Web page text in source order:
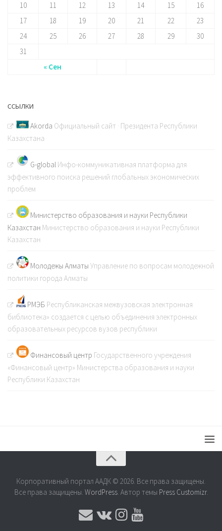
« Сен
10
11 12 13 14 15
16
17
18 19 20 21 22
23
24
25 26 27 28 29
30
31
ССЫЛКИ
Akorda Официальный сайт · Президента Республики
Казахстана
G-global Инфо-коммуникативная платформа для
эффективного поиска решений глобальных экономических
проблем
Министерство образования и науки Республики
Казахстан Министерство образования и науки Республики
Казахстан
Молодежы Алматы Управление по вопросам молодежной
политики города Алматы
РМЭБ Республиканская межвузовская электронная
библиотека» создается с целью объединения электронных
образовательных ресурсов вузов республики
Финансовый центр Государственного учреждения
«Финансовый центр» Министерства образования и науки
Республики Казахстан
Корпоративный портал ААДК © 2026. Все права защищены.
Все права защищены. WordPress. Автор темы Press Customizr.